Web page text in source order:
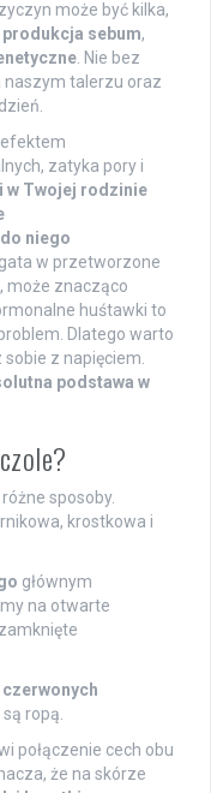
może być kilka,
sebum,
. Nie bez
naszym talerzu oraz
efektem
zatyka pory i
w Twojej rodzinie
niego
w przetworzone
może znacząco
huśtawki to
Dlatego warto
z napięciem.
podstawa w
sposoby.
krostkowa i
głównym
na otwarte
czerwonych
ropą.
połączenie cech obu
że na skórze